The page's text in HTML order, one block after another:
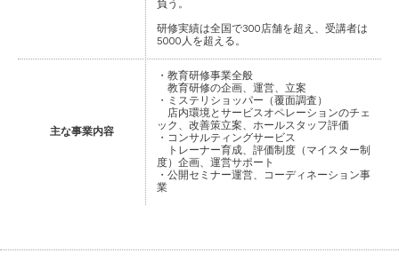
負う。
研修実績は全国で300店舗を超え、受講者は
5000人を超える。
主な事業内容
・教育研修事業全般
教育研修の企画、運営、立案
・ミステリショッパー（覆面調査）
店内環境とサービスオペレーションのチェ
ック、改善策立案、ホールスタッフ評価
・コンサルティングサービス
トレーナー育成、評価制度（マイスター制
度）企画、運営サポート
・公開セミナー運営、コーディネーション事
業